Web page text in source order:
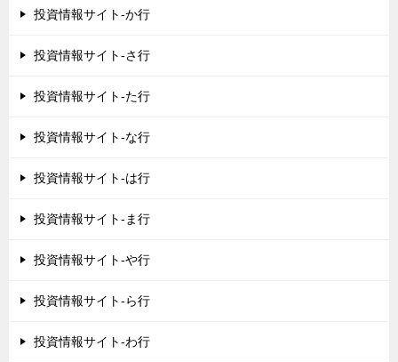
投資情報サイト-か行
投資情報サイト-さ行
投資情報サイト-た行
投資情報サイト-な行
投資情報サイト-は行
投資情報サイト-ま行
投資情報サイト-や行
投資情報サイト-ら行
投資情報サイト-わ行